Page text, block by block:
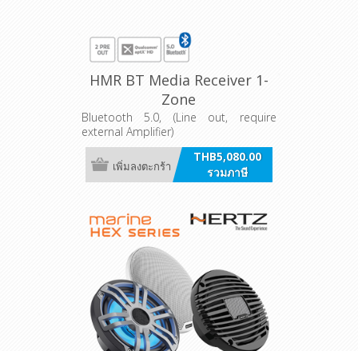
HMR BT Media Receiver 1-
Zone
Bluetooth 5.0, (Line out, require
external Amplifier)
THB5,080.00
รวมภาษี
เพิ่มลงตะกร้า